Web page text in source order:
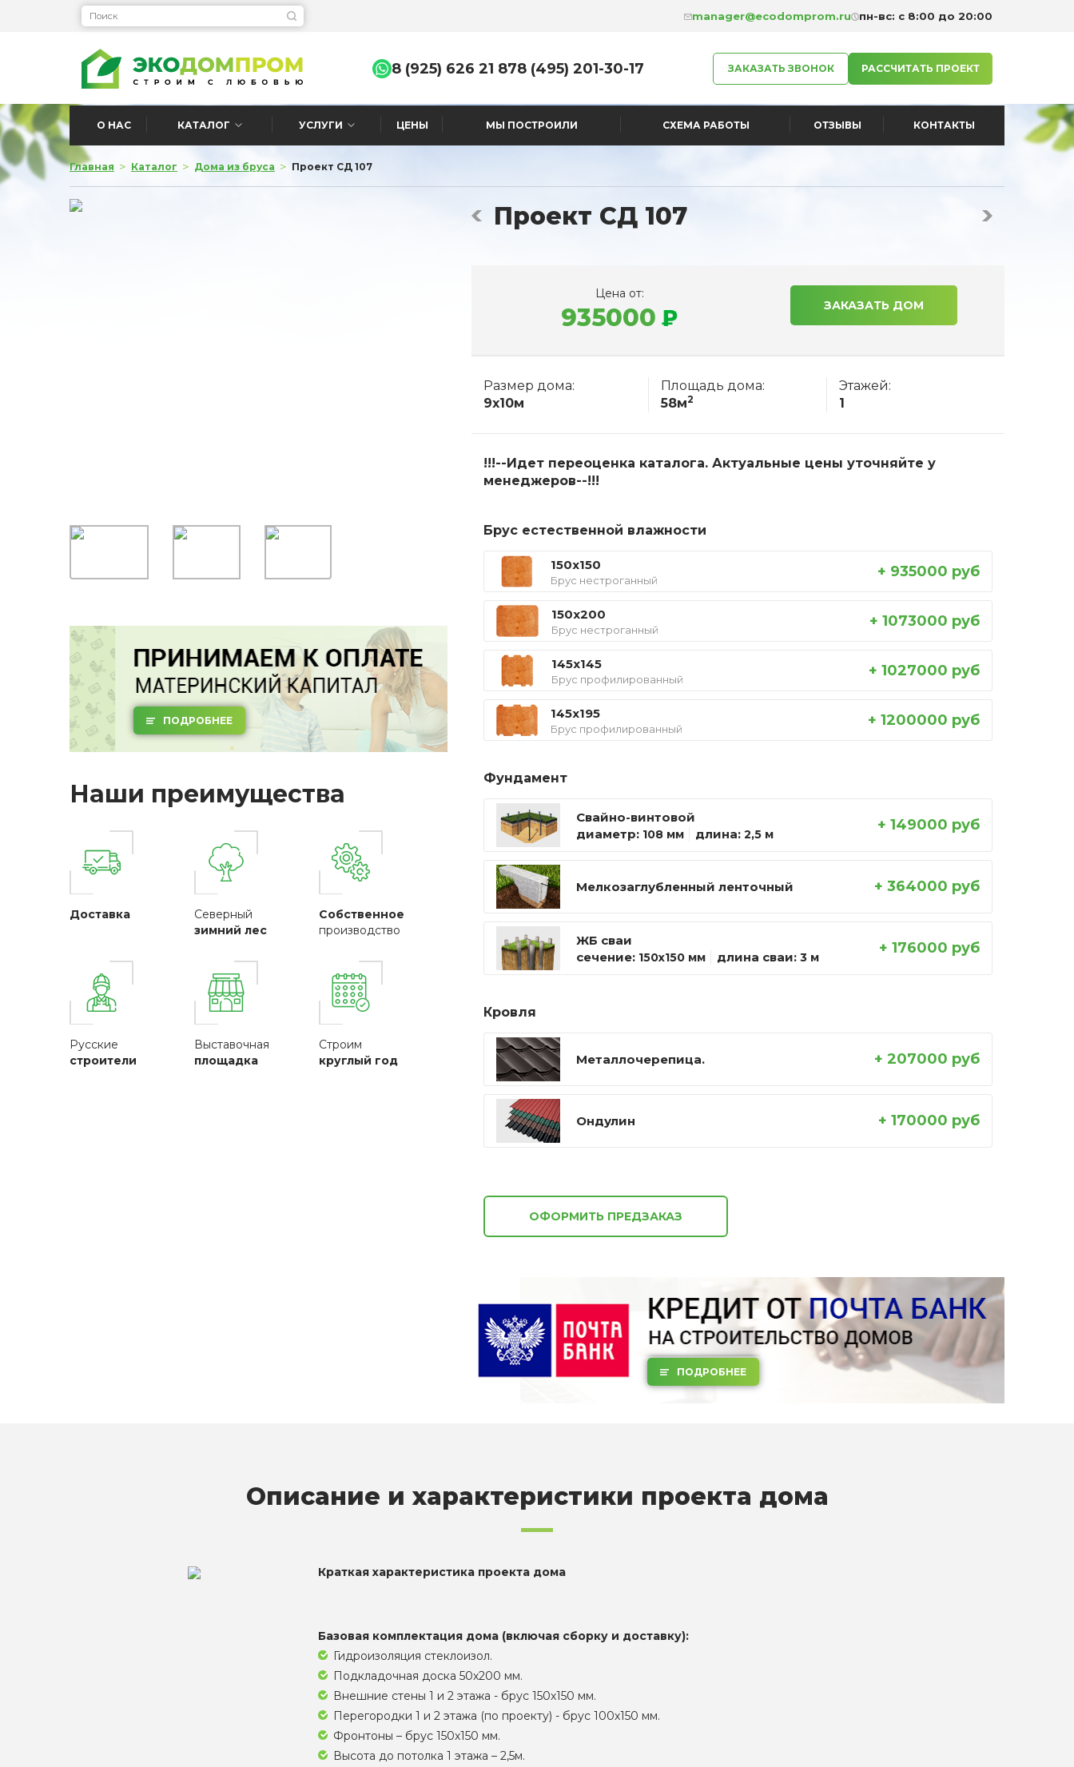
manager@ecodomprom.ru пн-вс: с 8:00 до 20:00
8 (495) 201-30-17
8 (925) 626 21 87 ЗАКАЗАТЬ ЗВОНОК РАССЧИТАТЬ ПРОЕКТ
О НАС КАТАЛОГ УСЛУГИ ЦЕНЫ МЫ ПОСТРОИЛИ СХЕМА РАБОТЫ ОТЗЫВЫ КОНТАКТЫ
Главная > Каталог > Дома из бруса > Проект СД 107
ПОДРОБНЕЕ
Наши преимущества
Доставка
Северный
зимний лес
Собственное
производство
Русские
строители
Выставочная
площадка
Строим
круглый год
Проект СД 107
Цена от:
935000 ЗАКАЗАТЬ ДОМ
Размер дома:
9x10м
Площадь дома:
58м2
Этажей:
1
!!!--Идет переоценка каталога. Актуальные цены уточняйте у
менеджеров--!!!
Брус естественной влажности
150x150
Брус нестроганный + 935000 руб
150x200
Брус нестроганный + 1073000 руб
145x145
Брус профилированный + 1027000 руб
145x195
Брус профилированный + 1200000 руб
Фундамент
Свайно-винтовой
диаметр: 108 мм длина: 2,5 м
+ 149000 руб
Мелкозаглубленный ленточный + 364000 руб
ЖБ сваи
сечение: 150х150 мм длина сваи: 3 м
+ 176000 руб
Кровля
Металлочерепица. + 207000 руб
Ондулин + 170000 руб
ОФОРМИТЬ ПРЕДЗАКАЗ
ПОДРОБНЕЕ
Описание и характеристики проекта дома
Краткая характеристика проекта дома
Базовая комплектация дома (включая сборку и доставку):
Гидроизоляция стеклоизол.
Подкладочная доска 50х200 мм.
Внешние стены 1 и 2 этажа - брус 150х150 мм.
Перегородки 1 и 2 этажа (по проекту) - брус 100х150 мм.
Фронтоны – брус 150х150 мм.
Высота до потолка 1 этажа – 2,5м.